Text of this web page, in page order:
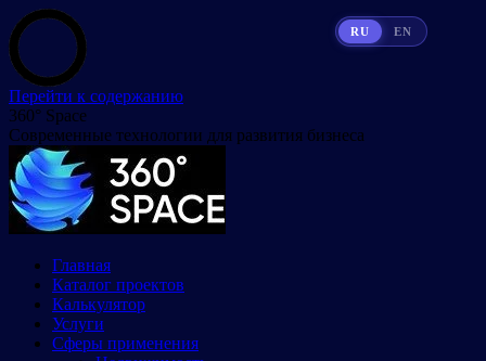
Перейти к содержанию
360° Space
Современные технологии для развития бизнеса
Главная
Каталог проектов
Калькулятор
Услуги
Сферы применения
RU EN